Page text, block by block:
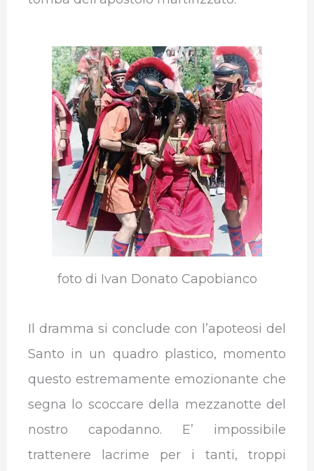
foto di Ivan Donato Capobianco
Il dramma si conclude con l’apoteosi del
Santo in un quadro plastico, momento
questo estremamente emozionante che
segna lo scoccare della mezzanotte del
nostro capodanno. E’ impossibile
trattenere lacrime per i tanti, troppi